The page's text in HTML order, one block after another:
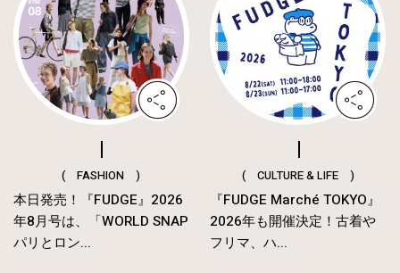
( FASHION )
本日発売！『FUDGE』2026
年8月号は、「WORLD SNAP
パリとロン...
( CULTURE & LIFE )
『FUDGE Marché TOKYO』
2026年も開催決定！古着や
フリマ、ハ...